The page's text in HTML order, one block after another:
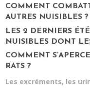
COMMENT
AUTRES NUISIBLES
LES 2 DERNIERS
NUISIBLES DONT
COMMENT
RATS ?
Les excréments, les